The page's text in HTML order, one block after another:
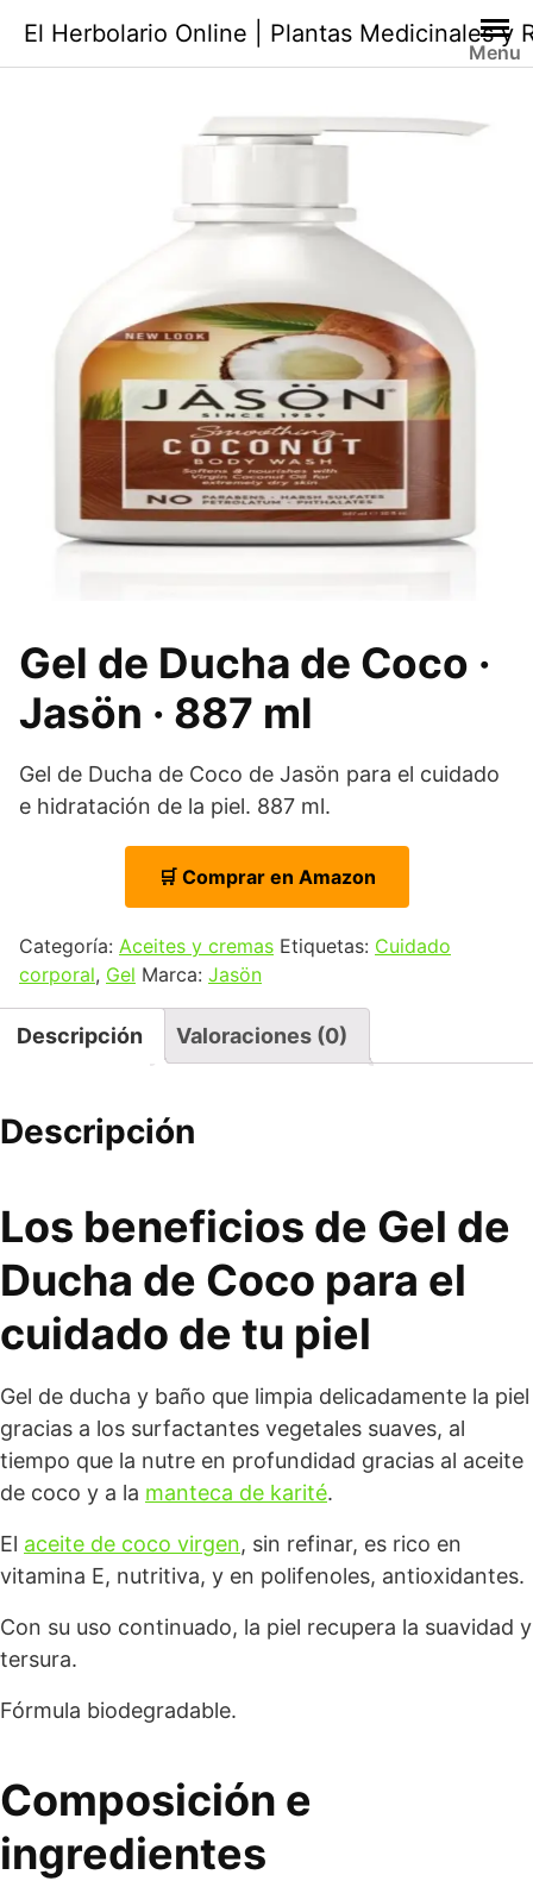
contenido
El Herbolario Online | Plantas Medicinales y
Menu
Gel de Ducha de Coco ·
Jasön · 887 ml
Gel de Ducha de Coco de Jasön para el cuidado
e hidratación de la piel. 887 ml.
🛒 Comprar en Amazon
Categoría: Aceites y cremas Etiquetas: Cuidado
corporal, Gel Marca: Jasön
Descripción Valoraciones (0)
Descripción
Los beneficios de Gel de
Ducha de Coco para el
cuidado de tu piel
Gel de ducha y baño que limpia delicadamente la piel
gracias a los surfactantes vegetales suaves, al
tiempo que la nutre en profundidad gracias al aceite
de coco y a la manteca de karité.
El aceite de coco virgen, sin refinar, es rico en
vitamina E, nutritiva, y en polifenoles, antioxidantes.
Con su uso continuado, la piel recupera la suavidad y
tersura.
Fórmula biodegradable.
Composición e
ingredientes